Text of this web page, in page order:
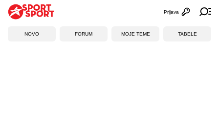
Otvori
Prijava
NOVO FORUM MOJE TEME TABELE